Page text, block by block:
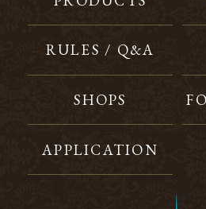
RULES / Q&A
SHOPS
APPLICATION